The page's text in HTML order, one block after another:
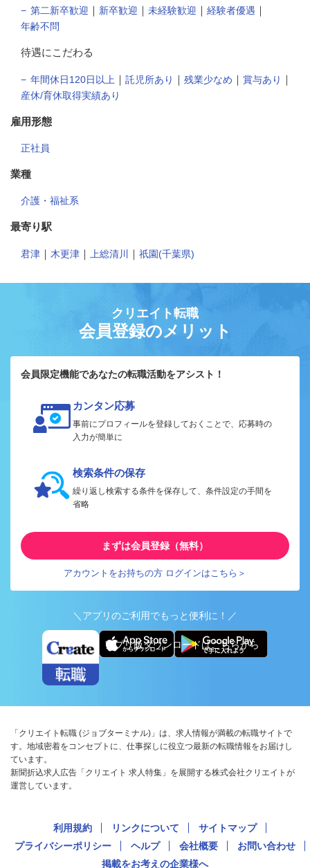
第二新卒歓迎 ｜ 新卒歓迎 ｜ 未経験歓迎 ｜ 経験者優遇 ｜
年齢不問
待遇にこだわる
年間休日120日以上 ｜ 託児所あり ｜ 残業少なめ ｜ 賞与あり ｜
産休/育休取得実績あり
雇用形態
正社員
業種
介護・福祉系
最寄り駅
君津 ｜ 木更津 ｜ 上総清川 ｜ 祇園(千葉県)
クリエイト転職
会員登録のメリット
会員限定機能であなたの転職活動をアシスト！
カンタン応募
事前にプロフィールを登録しておくことで、応募時の
入力が簡単に
検索条件の保存
繰り返し検索する条件を保存して、条件設定の手間を
省略
まずは会員登録（無料）
アカウントをお持ちの方 ログインはこちら＞
＼アプリのご利用でもっと便利に！／
アプリ版ダウンロードはこちらから
「クリエイト転職 (ジョブターミナル)」は、求人情報が満載の転職サイトで
す。地域密着をコンセプトに、仕事探しに役立つ最新の転職情報をお届けし
ています。
新聞折込求人広告「クリエイト 求人特集」を展開する株式会社クリエイトが
運営しています。
利用規約 リンクについて
サイトマップ
プライバシーポリシー
ヘルプ 会社概要
お問い合わせ
掲載をお考えの企業様へ